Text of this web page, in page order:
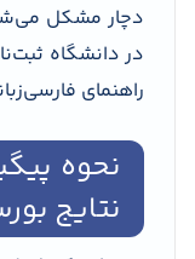
دچار مشکل
در دانشگاه
راهنمای
نحوه
نتایج